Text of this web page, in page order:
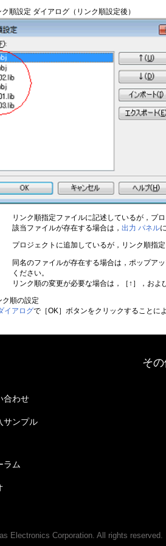
ク順設定 ダイアログ（リンク順設定後）
リンク順指定ファイルに記述しているが，プ
該当ファイルが存在する場合は，出力 パネル
プロジェクトに追加しているが，リンク順指
同名のファイルが存在する場合は，ポップア
ください。
リンク順の変更が必要な場合は，［↑］，お
ク順の設定
イアログで［OK］ボタンをクリックすることに
合わせ
サンプル
ラム
そ
Electronics Corporation. All rights reserved.